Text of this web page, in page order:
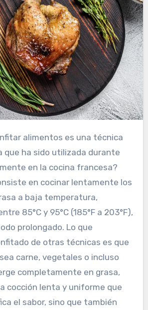
que ha sido utilizada durante
en la cocina francesa?
en cocinar lentamente los
a baja temperatura,
85°C y 95°C (185°F a 203°F),
prolongado. Lo que
de otras técnicas es que
carne, vegetales o incluso
completamente en grasa,
cocción lenta y uniforme que
el sabor, sino que también